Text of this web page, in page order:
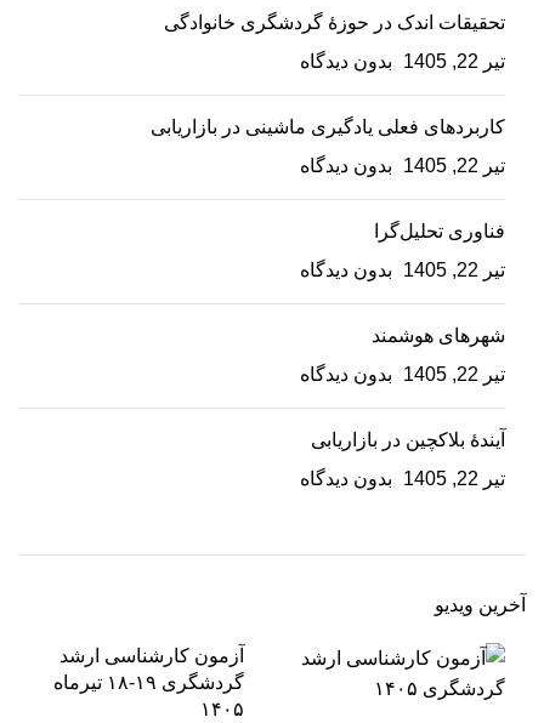
تحقیقات اندک در حوزۀ گردشگری خانوادگی
تیر 22, 1405
بدون دیدگاه
کاربردهای فعلی یادگیری ماشینی در بازاریابی
تیر 22, 1405
بدون دیدگاه
فناوری تحلیل‌گرا
تیر 22, 1405
بدون دیدگاه
شهرهای هوشمند
تیر 22, 1405
بدون دیدگاه
آیندۀ بلاکچین در بازاریابی
تیر 22, 1405
بدون دیدگاه
آخرین ویدیو
آزمون کارشناسی ارشد
گردشگری ۱۹-۱۸ تیرماه
۱۴۰۵